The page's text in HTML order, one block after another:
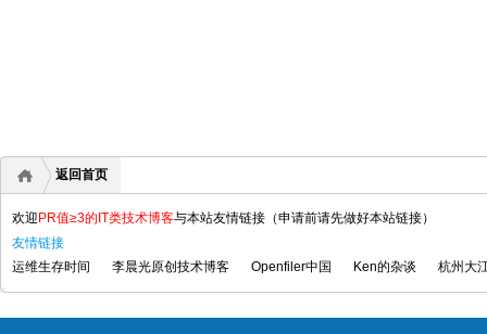
返回首页
欢迎 PR值≥3的IT类技术博客与本站友情链接（申请前请先做好本站链接）
友情链接
运维生存时间
李晨光原创技术博客 Openfiler中国 Ken的杂谈 杭州大